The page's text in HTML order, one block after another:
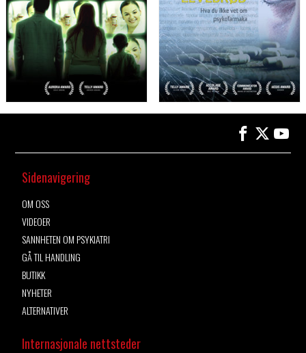
Sidenavigering
OM OSS
VIDEOER
SANNHETEN OM PSYKIATRI
GÅ TIL HANDLING
BUTIKK
NYHETER
ALTERNATIVER
Internasjonale nettsteder